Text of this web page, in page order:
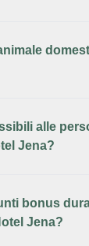
alle
Jena?
bonus
Jena?